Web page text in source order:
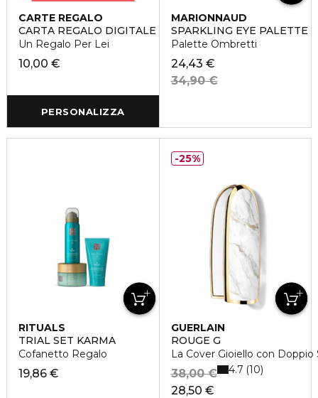
PERSONALIZZA
CARTE REGALO
CARTA REGALO DIGITALE
Un Regalo Per Lei
10,00 €
MARIONNAUD
SPARKLING EYE PALETTE
Palette Ombretti
24,43 €
34,90 €
RITUALS
TRIAL SET KARMA
Cofanetto Regalo
19,86 €
GUERLAIN
ROUGE G
La Cover Gioiello con
28,50 €
38,00 € 4.7 10
25%